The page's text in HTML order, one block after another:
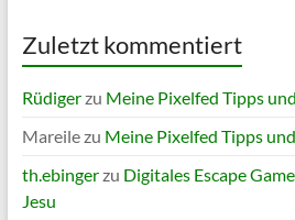
Zuletzt kommentiert
Rüdigerzu Meine Pixelfed Tipps
Mareilezu Meine Pixelfed Tipps
th.ebingerzu Digitales Escape
Jesu